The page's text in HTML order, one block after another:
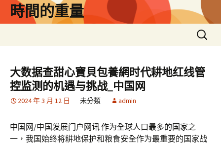
時間的重量
搜
尋
鍵
字:
大数据查甜心寶貝包養網时代耕地红线管
控监测的机遇与挑战_中国网
2024 年 3 月 12 日 未分類 admin
中国网/中国发展门户网讯 作为全球人口最多的国家之
一，我国始终将耕地保护和粮食安全作为最重要的国家战